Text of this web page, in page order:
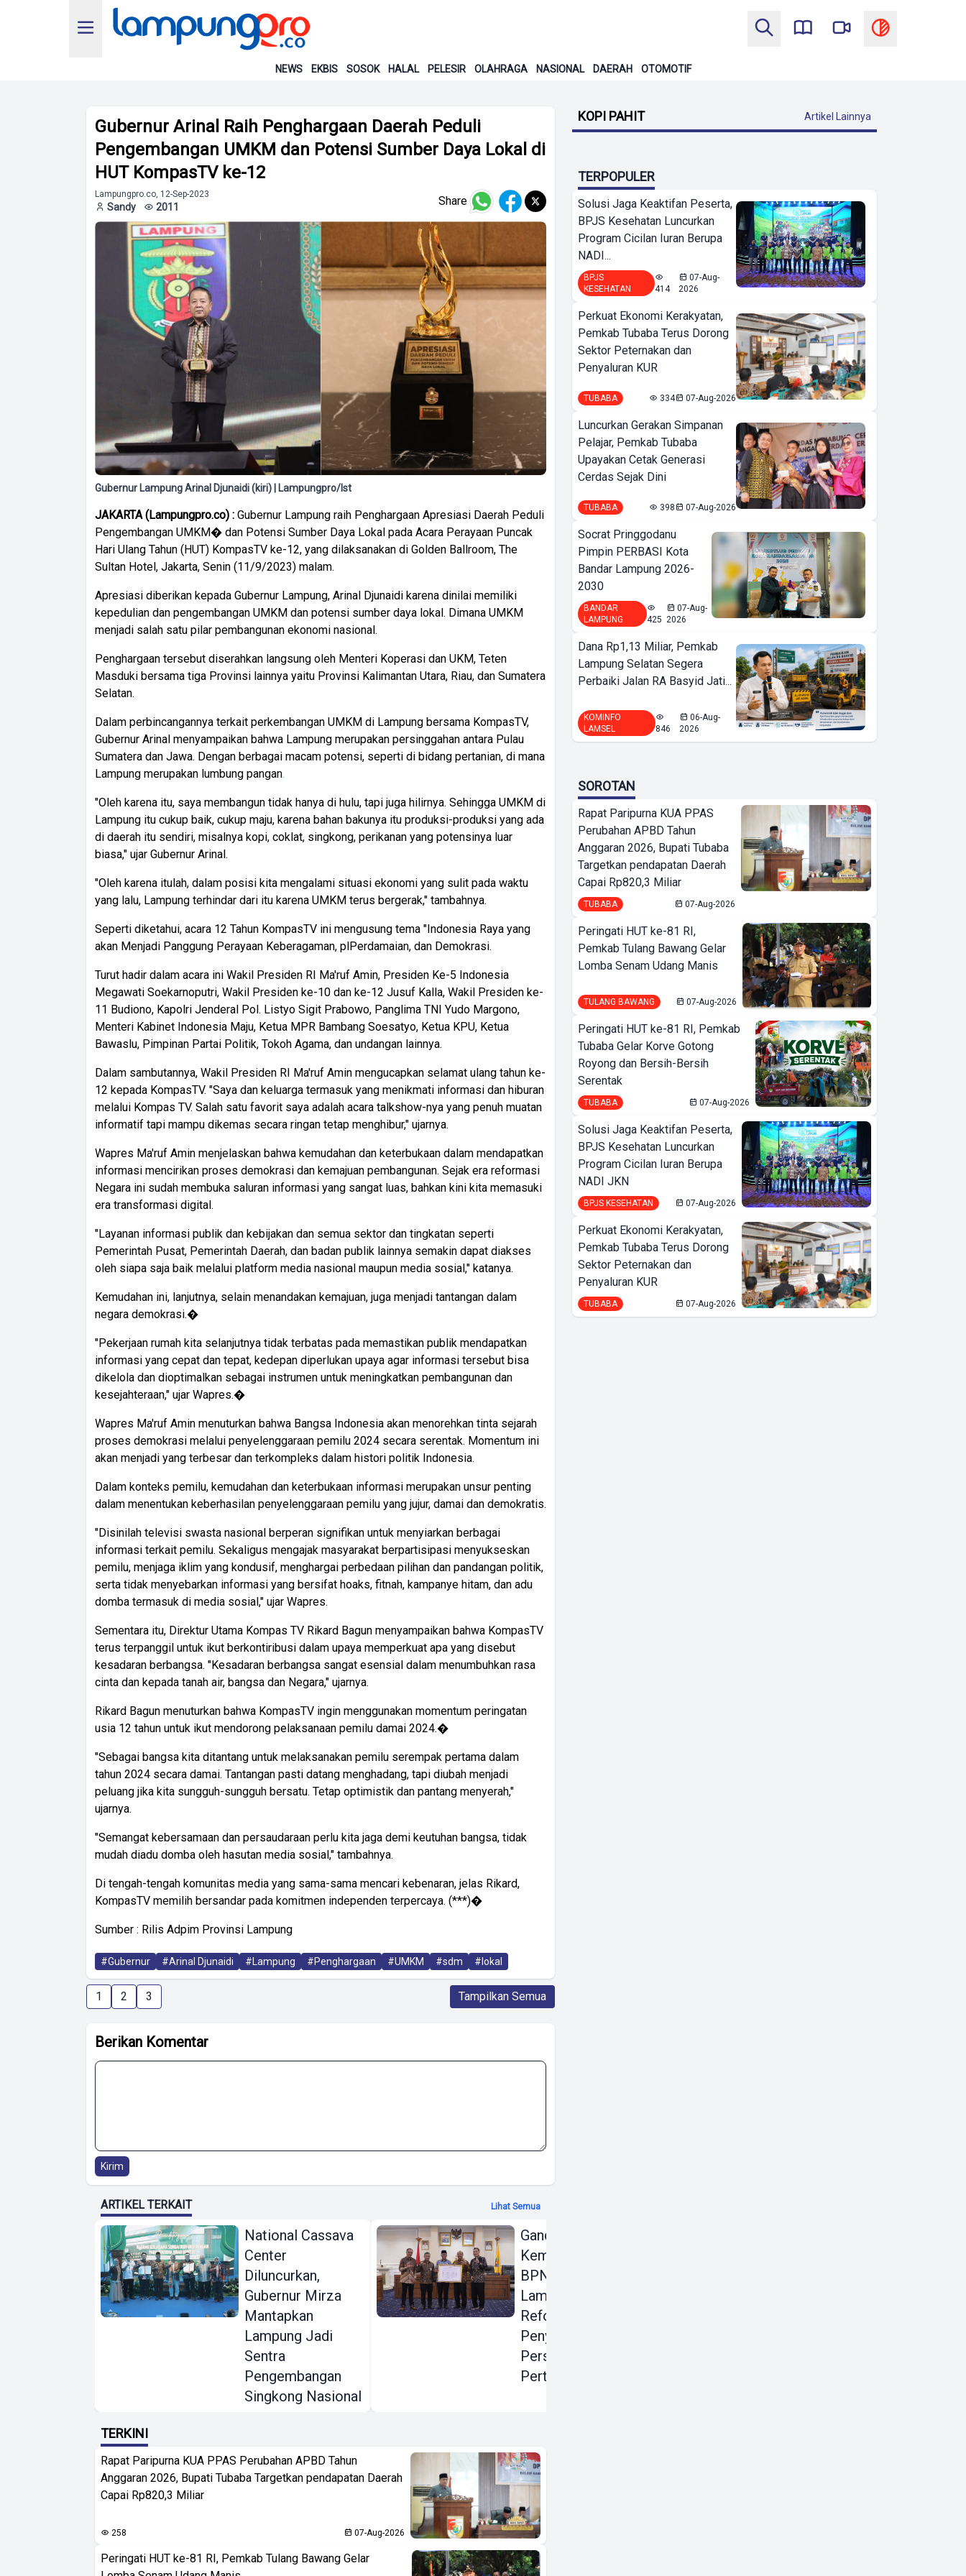
NEWS EKBIS SOSOK HALAL PELESIR OLAHRAGA NASIONAL DAERAH OTOMOTIF
Gubernur Arinal Raih Penghargaan Daerah Peduli
Pengembangan UMKM dan Potensi Sumber Daya Lokal di
HUT KompasTV ke-12
Lampungpro.co, 12-Sep-2023
Sandy 2011 Share
Gubernur Lampung Arinal Djunaidi (kiri) | Lampungpro/Ist
JAKARTA (Lampungpro.co) : Gubernur Lampung raih Penghargaan Apresiasi Daerah Peduli
Pengembangan UMKM� dan Potensi Sumber Daya Lokal pada Acara Perayaan Puncak
Hari Ulang Tahun (HUT) KompasTV ke-12, yang dilaksanakan di Golden Ballroom, The
Sultan Hotel, Jakarta, Senin (11/9/2023) malam.
Apresiasi diberikan kepada Gubernur Lampung, Arinal Djunaidi karena dinilai memiliki
kepedulian dan pengembangan UMKM dan potensi sumber daya lokal. Dimana UMKM
menjadi salah satu pilar pembangunan ekonomi nasional.
Penghargaan tersebut diserahkan langsung oleh Menteri Koperasi dan UKM, Teten
Masduki bersama tiga Provinsi lainnya yaitu Provinsi Kalimantan Utara, Riau, dan Sumatera
Selatan.
Dalam perbincangannya terkait perkembangan UMKM di Lampung bersama KompasTV,
Gubernur Arinal menyampaikan bahwa Lampung merupakan persinggahan antara Pulau
Sumatera dan Jawa. Dengan berbagai macam potensi, seperti di bidang pertanian, di mana
Lampung merupakan lumbung pangan.
"Oleh karena itu, saya membangun tidak hanya di hulu, tapi juga hilirnya. Sehingga UMKM di
Lampung itu cukup baik, cukup maju, karena bahan bakunya itu produksi-produksi yang ada
di daerah itu sendiri, misalnya kopi, coklat, singkong, perikanan yang potensinya luar
biasa," ujar Gubernur Arinal.
"Oleh karena itulah, dalam posisi kita mengalami situasi ekonomi yang sulit pada waktu
yang lalu, Lampung terhindar dari itu karena UMKM terus bergerak," tambahnya.
Seperti diketahui, acara 12 Tahun KompasTV ini mengusung tema "Indonesia Raya yang
akan Menjadi Panggung Perayaan Keberagaman, plPerdamaian, dan Demokrasi.
Turut hadir dalam acara ini Wakil Presiden RI Ma'ruf Amin, Presiden Ke-5 Indonesia
Megawati Soekarnoputri, Wakil Presiden ke-10 dan ke-12 Jusuf Kalla, Wakil Presiden ke-
11 Budiono, Kapolri Jenderal Pol. Listyo Sigit Prabowo, Panglima TNI Yudo Margono,
Menteri Kabinet Indonesia Maju, Ketua MPR Bambang Soesatyo, Ketua KPU, Ketua
Bawaslu, Pimpinan Partai Politik, Tokoh Agama, dan undangan lainnya.
Dalam sambutannya, Wakil Presiden RI Ma'ruf Amin mengucapkan selamat ulang tahun ke-
12 kepada KompasTV. "Saya dan keluarga termasuk yang menikmati informasi dan hiburan
melalui Kompas TV. Salah satu favorit saya adalah acara talkshow-nya yang penuh muatan
informatif tapi mampu dikemas secara ringan tetap menghibur," ujarnya.
Wapres Ma'ruf Amin menjelaskan bahwa kemudahan dan keterbukaan dalam mendapatkan
informasi mencirikan proses demokrasi dan kemajuan pembangunan. Sejak era reformasi
Negara ini sudah membuka saluran informasi yang sangat luas, bahkan kini kita memasuki
era transformasi digital.
"Layanan informasi publik dan kebijakan dan semua sektor dan tingkatan seperti
Pemerintah Pusat, Pemerintah Daerah, dan badan publik lainnya semakin dapat diakses
oleh siapa saja baik melalui platform media nasional maupun media sosial," katanya.
Kemudahan ini, lanjutnya, selain menandakan kemajuan, juga menjadi tantangan dalam
negara demokrasi.�
"Pekerjaan rumah kita selanjutnya tidak terbatas pada memastikan publik mendapatkan
informasi yang cepat dan tepat, kedepan diperlukan upaya agar informasi tersebut bisa
dikelola dan dioptimalkan sebagai instrumen untuk meningkatkan pembangunan dan
kesejahteraan," ujar Wapres.�
Wapres Ma'ruf Amin menuturkan bahwa Bangsa Indonesia akan menorehkan tinta sejarah
proses demokrasi melalui penyelenggaraan pemilu 2024 secara serentak. Momentum ini
akan menjadi yang terbesar dan terkompleks dalam histori politik Indonesia.
Dalam konteks pemilu, kemudahan dan keterbukaan informasi merupakan unsur penting
dalam menentukan keberhasilan penyelenggaraan pemilu yang jujur, damai dan demokratis.
"Disinilah televisi swasta nasional berperan signifikan untuk menyiarkan berbagai
informasi terkait pemilu. Sekaligus mengajak masyarakat berpartisipasi menyukseskan
pemilu, menjaga iklim yang kondusif, menghargai perbedaan pilihan dan pandangan politik,
serta tidak menyebarkan informasi yang bersifat hoaks, fitnah, kampanye hitam, dan adu
domba termasuk di media sosial," ujar Wapres.
Sementara itu, Direktur Utama Kompas TV Rikard Bagun menyampaikan bahwa KompasTV
terus terpanggil untuk ikut berkontiribusi dalam upaya memperkuat apa yang disebut
kesadaran berbangsa. "Kesadaran berbangsa sangat esensial dalam menumbuhkan rasa
cinta dan kepada tanah air, bangsa dan Negara," ujarnya.
Rikard Bagun menuturkan bahwa KompasTV ingin menggunakan momentum peringatan
usia 12 tahun untuk ikut mendorong pelaksanaan pemilu damai 2024.�
"Sebagai bangsa kita ditantang untuk melaksanakan pemilu serempak pertama dalam
tahun 2024 secara damai. Tantangan pasti datang menghadang, tapi diubah menjadi
peluang jika kita sungguh-sungguh bersatu. Tetap optimistik dan pantang menyerah,"
ujarnya.
"Semangat kebersamaan dan persaudaraan perlu kita jaga demi keutuhan bangsa, tidak
mudah diadu domba oleh hasutan media sosial," tambahnya.
Di tengah-tengah komunitas media yang sama-sama mencari kebenaran, jelas Rikard,
KompasTV memilih bersandar pada komitmen independen terpercaya. (***)�
Sumber : Rilis Adpim Provinsi Lampung
#Gubernur #Arinal Djunaidi #Lampung #Penghargaan #UMKM #sdm #lokal
1 2 3 Tampilkan Semua
Berikan Komentar
Kirim
ARTIKEL TERKAIT Lihat Semua
National Cassava
Center
Diluncurkan,
Gubernur Mirza
Mantapkan
Lampung Jadi
Sentra
Pengembangan
Singkong Nasional
Gandeng KPK dan
Kementerian ATR
BPN, Pemprov
Lampung Dorong
Reformasi
Penyelesaian
Persoalan
Pertanahan
TERKINI
Rapat Paripurna KUA PPAS Perubahan APBD Tahun
Anggaran 2026, Bupati Tubaba Targetkan pendapatan Daerah
Capai Rp820,3 Miliar
258 07-Aug-2026
Peringati HUT ke-81 RI, Pemkab Tulang Bawang Gelar
KOPI PAHIT Artikel Lainnya
TERPOPULER
Solusi Jaga Keaktifan Peserta,
BPJS Kesehatan Luncurkan
Program Cicilan Iuran Berupa
NADI...
BPJS
KESEHATAN
414
07-Aug-
2026
Perkuat Ekonomi Kerakyatan,
Pemkab Tubaba Terus Dorong
Sektor Peternakan dan
Penyaluran KUR
TUBABA 334 07-Aug-2026
Luncurkan Gerakan Simpanan
Pelajar, Pemkab Tubaba
Upayakan Cetak Generasi
Cerdas Sejak Dini
TUBABA 398 07-Aug-2026
Socrat Pringgodanu
Pimpin PERBASI Kota
Bandar Lampung 2026-
2030
BANDAR
LAMPUNG
425
07-Aug-
2026
Dana Rp1,13 Miliar, Pemkab
Lampung Selatan Segera
Perbaiki Jalan RA Basyid Jati...
KOMINFO
LAMSEL
846
06-Aug-
2026
SOROTAN
Rapat Paripurna KUA PPAS
Perubahan APBD Tahun
Anggaran 2026, Bupati Tubaba
Targetkan pendapatan Daerah
Capai Rp820,3 Miliar
TUBABA 07-Aug-2026
Peringati HUT ke-81 RI,
Pemkab Tulang Bawang Gelar
Lomba Senam Udang Manis
TULANG BAWANG 07-Aug-2026
Peringati HUT ke-81 RI, Pemkab
Tubaba Gelar Korve Gotong
Royong dan Bersih-Bersih
Serentak
TUBABA 07-Aug-2026
Solusi Jaga Keaktifan Peserta,
BPJS Kesehatan Luncurkan
Program Cicilan Iuran Berupa
NADI JKN
BPJS KESEHATAN 07-Aug-2026
Perkuat Ekonomi Kerakyatan,
Pemkab Tubaba Terus Dorong
Sektor Peternakan dan
Penyaluran KUR
TUBABA 07-Aug-2026